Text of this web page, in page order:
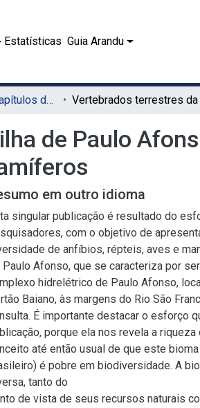
Estatísticas Guia Arandu
08.1 - Livros e Capítulos de Livros (EDUFRPE)
de Paulo
em outro idioma
singular publicação é resultado do
com o objetivo de
de anfíbios, répteis, aves e
Paulo Afonso, que se caracteriza por
hidrelétrico de Paulo Afonso,
Baiano, às margens do Rio São
É importante destacar o esforço
porque ela nos revela a
até então usual de que este
é pobre em biodiversidade. A
tanto do
de vista de seus recursos naturais